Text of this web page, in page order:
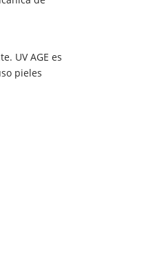
UV AGE es
pieles